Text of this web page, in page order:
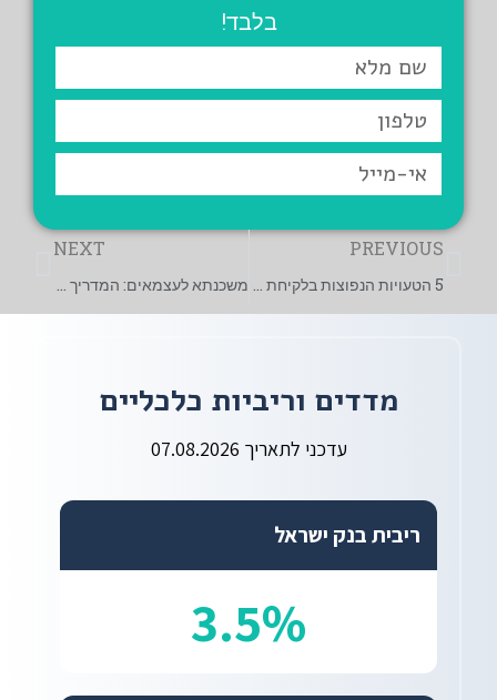
בלבד!
שם
מלא
טלפון
אי-מייל
קודם
PREVIOUS
NEXTהבא
מדדים וריביות כלכליים
עדכני לתאריך 07.08.2026
ריבית בנק ישראל
3.5%